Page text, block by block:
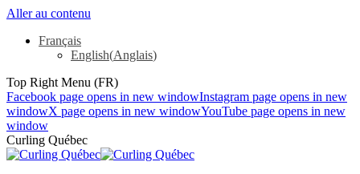
Aller au contenu
Français
English(Anglais)
Top Right Menu (FR)
Facebook page opens in new windowInstagram page opens in new
windowX page opens in new windowYouTube page opens in new
window
Curling Québec